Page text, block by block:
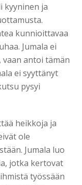
kyyninen ja
kunnioittavaa
Jumala ei
antoi tämän
ei syyttänyt
pysyi
heikkoja ja
ole
Jumala luo
jotka kertovat
työssään